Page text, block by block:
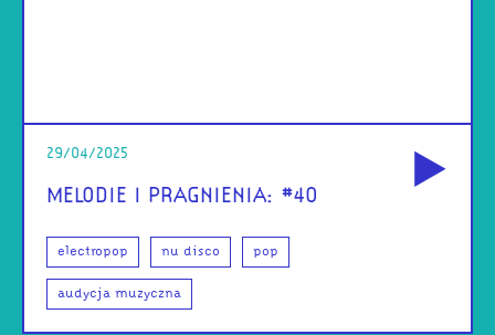
29/04/2025
MELODIE I PRAGNIENIA: #40
electropop nu disco pop
audycja muzyczna